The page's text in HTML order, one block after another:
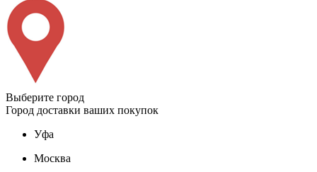
Выберите город
Город доставки ваших покупок
Уфа
Москва